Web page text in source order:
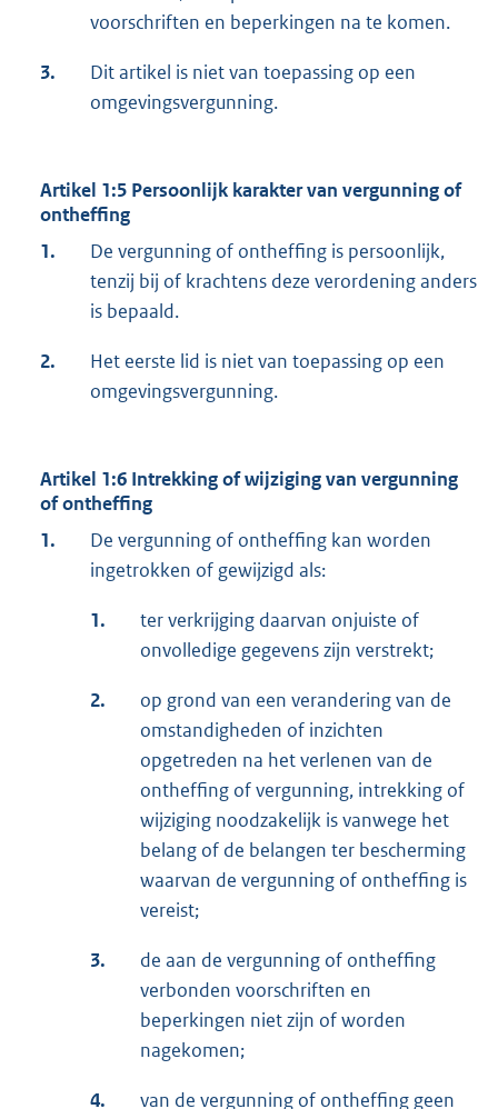
voorschriften en beperkingen na te komen.
3.
Dit artikel is niet van toepassing op een
omgevingsvergunning.
Artikel 1:5 Persoonlijk karakter van vergunning of
ontheffing
1.
De vergunning of ontheffing is persoonlijk,
tenzij bij of krachtens deze verordening anders
is bepaald.
2.
Het eerste lid is niet van toepassing op een
omgevingsvergunning.
Artikel 1:6 Intrekking of wijziging van vergunning
of ontheffing
1.
De vergunning of ontheffing kan worden
ingetrokken of gewijzigd als:
1.
ter verkrijging daarvan onjuiste of
onvolledige gegevens zijn verstrekt;
2.
op grond van een verandering van de
omstandigheden of inzichten
opgetreden na het verlenen van de
ontheffing of vergunning, intrekking of
wijziging noodzakelijk is vanwege het
belang of de belangen ter bescherming
waarvan de vergunning of ontheffing is
vereist;
3.
de aan de vergunning of ontheffing
verbonden voorschriften en
beperkingen niet zijn of worden
nagekomen;
4.
van de vergunning of ontheffing geen